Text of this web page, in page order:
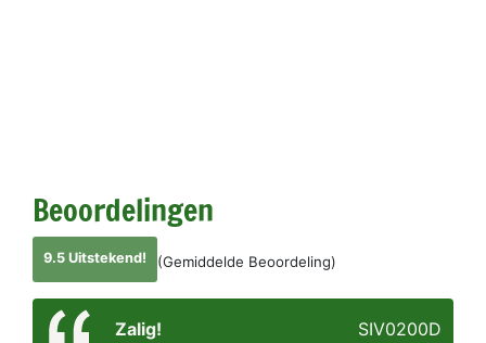
Beoordelingen
9.5 Uitstekend! (Gemiddelde Beoordeling)
Zalig! SIV0200D